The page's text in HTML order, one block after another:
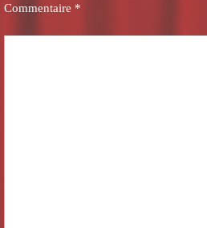
Commentaire *